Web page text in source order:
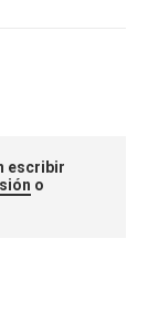
escribir
o